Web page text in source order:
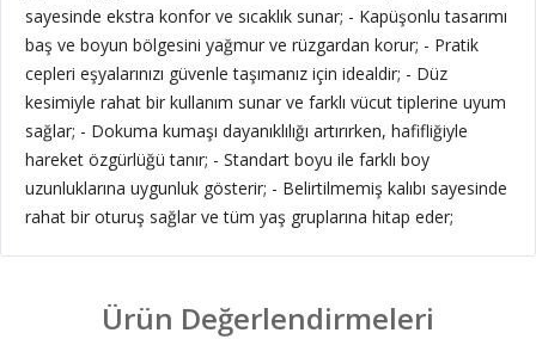
sayesinde ekstra konfor ve sıcaklık sunar; - Kapüşonlu tasarımı
baş ve boyun bölgesini yağmur ve rüzgardan korur; - Pratik
cepleri eşyalarınızı güvenle taşımanız için idealdir; - Düz
kesimiyle rahat bir kullanım sunar ve farklı vücut tiplerine uyum
sağlar; - Dokuma kumaşı dayanıklılığı artırırken, hafifliğiyle
hareket özgürlüğü tanır; - Standart boyu ile farklı boy
uzunluklarına uygunluk gösterir; - Belirtilmemiş kalıbı sayesinde
rahat bir oturuş sağlar ve tüm yaş gruplarına hitap eder;
Ürün Değerlendirmeleri